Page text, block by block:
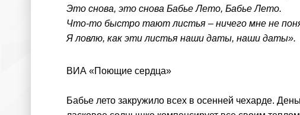
Это снова, это снова Бабье Лето, Бабье Лето.
Что-то быстро тают листья – ничего мне не
Я ловлю, как эти листья наши даты, наши даты».
ВИА «Поющие сердца»
Бабье лето закружило всех в осенней чехарде.